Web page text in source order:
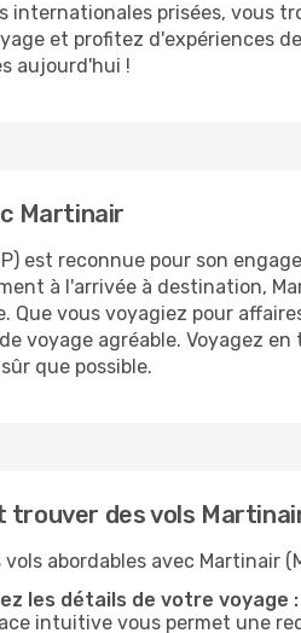
internationales prisées, vous
et profitez d'expériences
aujourd'hui !
Martinair
est reconnue pour son
à l'arrivée à destination,
Que vous voyagiez pour
voyage agréable. Voyagez
que possible.
trouver des vols
vols abordables avec Martinair
les détails de votre voyage :
intuitive vous permet une